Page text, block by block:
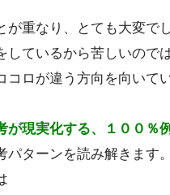
重なり、とても大変でし
しているから苦しいので
コロが違う方向を向いて
が現実化する、１００％
ターンを読み解きます。